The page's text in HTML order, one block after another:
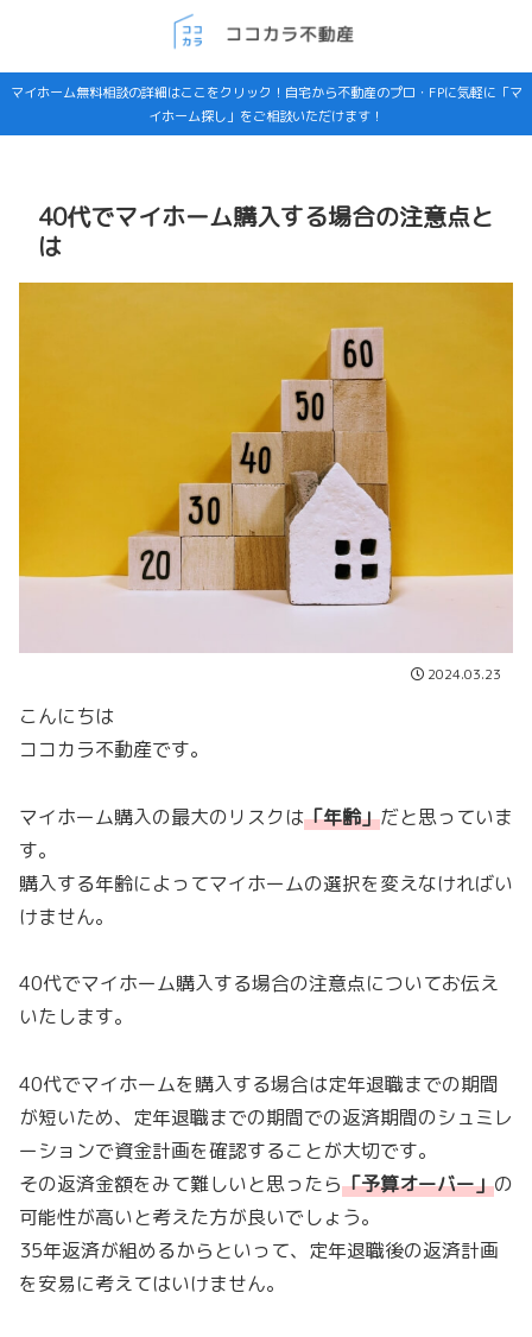
マイホーム無料相談の詳細はここをクリック！自宅から不動産のプロ・FPに気軽に「マ
イホーム探し」をご相談いただけます！
40代でマイホーム購入する場合の注意点と
は
2024.03.23
こんにちは
ココカラ不動産です。
マイホーム購入の最大のリスクは「年齢」だと思っていま
す。
購入する年齢によってマイホームの選択を変えなければい
けません。
40代でマイホーム購入する場合の注意点についてお伝え
いたします。
40代でマイホームを購入する場合は定年退職までの期間
が短いため、定年退職までの期間での返済期間のシュミレ
ーションで資金計画を確認することが大切です。
その返済金額をみて難しいと思ったら「予算オーバー」の
可能性が高いと考えた方が良いでしょう。
35年返済が組めるからといって、定年退職後の返済計画
を安易に考えてはいけません。